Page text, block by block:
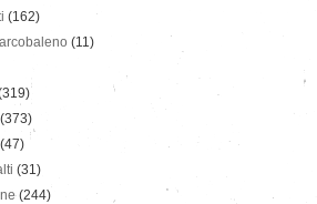
(162)
(11)
(373)
(47)
(31)
(244)